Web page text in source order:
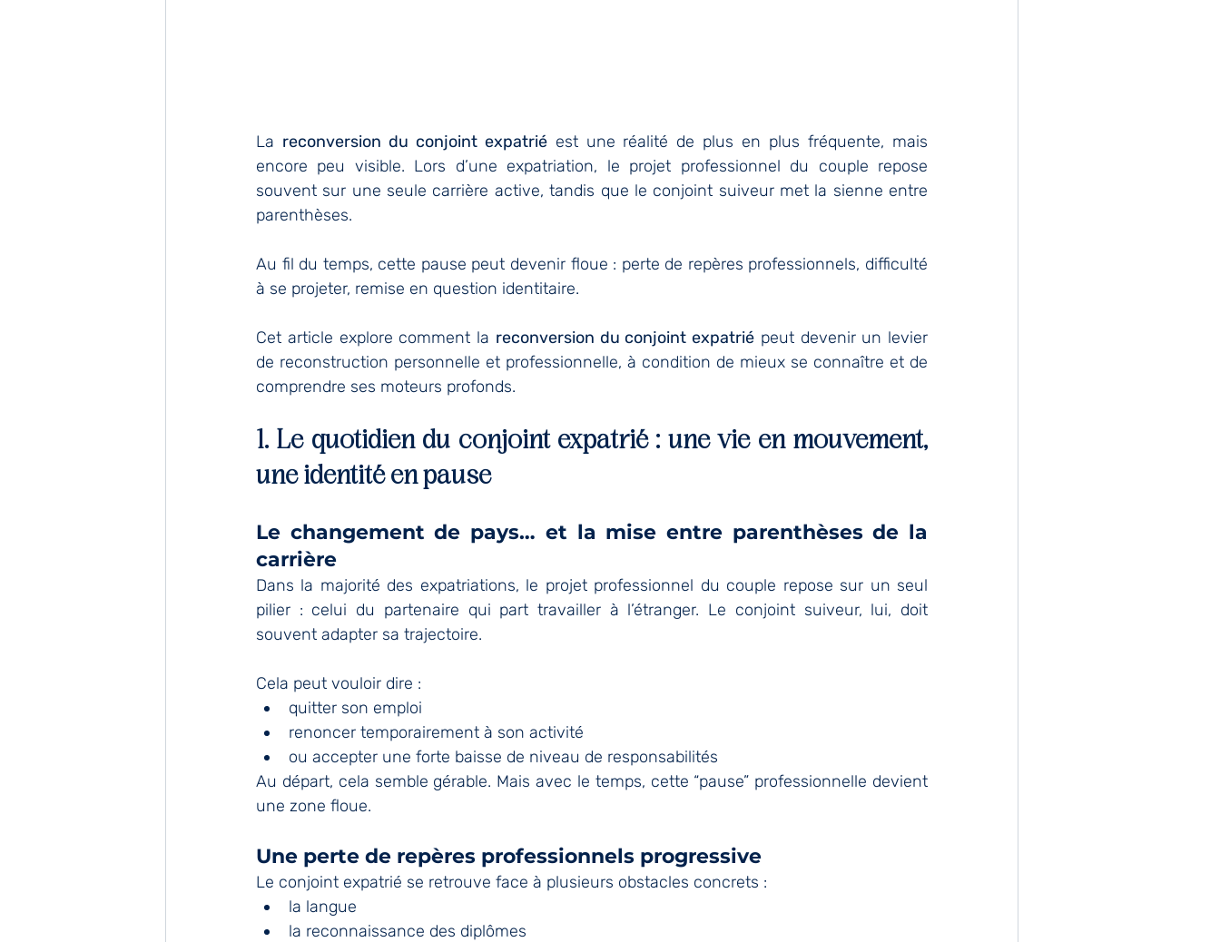
La reconversion du conjoint expatrié est une réalité de plus en plus fréquente, mais
encore peu visible. Lors d’une expatriation, le projet professionnel du couple repose
souvent sur une seule carrière active, tandis que le conjoint suiveur met la sienne entre
parenthèses.
Au fil du temps, cette pause peut devenir floue : perte de repères professionnels, difficulté
à se projeter, remise en question identitaire.
Cet article explore comment la reconversion du conjoint expatrié peut devenir un levier
de reconstruction personnelle et professionnelle, à condition de mieux se connaître et de
comprendre ses moteurs profonds.
1. Le quotidien du conjoint expatrié : une vie en mouvement,
une identité en pause
Le changement de pays… et la mise entre parenthèses de la
carrière
Dans la majorité des expatriations, le projet professionnel du couple repose sur un seul
pilier : celui du partenaire qui part travailler à l’étranger. Le conjoint suiveur, lui, doit
souvent adapter sa trajectoire.
Cela peut vouloir dire :
quitter son emploi
renoncer temporairement à son activité
ou accepter une forte baisse de niveau de responsabilités
Au départ, cela semble gérable. Mais avec le temps, cette “pause” professionnelle devient
une zone floue.
Une perte de repères professionnels progressive
Le conjoint expatrié se retrouve face à plusieurs obstacles concrets :
la langue
la reconnaissance des diplômes